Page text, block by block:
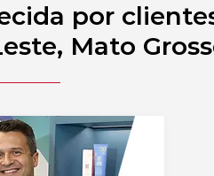
por
Mato